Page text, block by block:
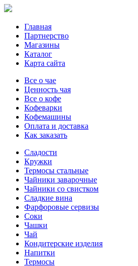
Главная
Партнерство
Магазины
Каталог
Карта сайта
Все о чае
Ценность чая
Все о кофе
Кофеварки
Кофемашины
Оплата и доставка
Как заказать
Сладости
Кружки
Термосы стальные
Чайники заварочные
Чайники со свистком
Сладкие вина
Фарфоровые сервизы
Соки
Чашки
Чай
Кондитерские изделия
Напитки
Термосы